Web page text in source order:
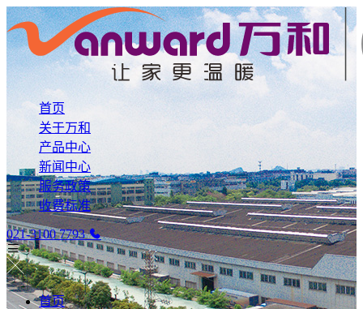
首页
关于万和
产品中心
新闻中心
服务政策
收费标准
021-3100 7793
首页